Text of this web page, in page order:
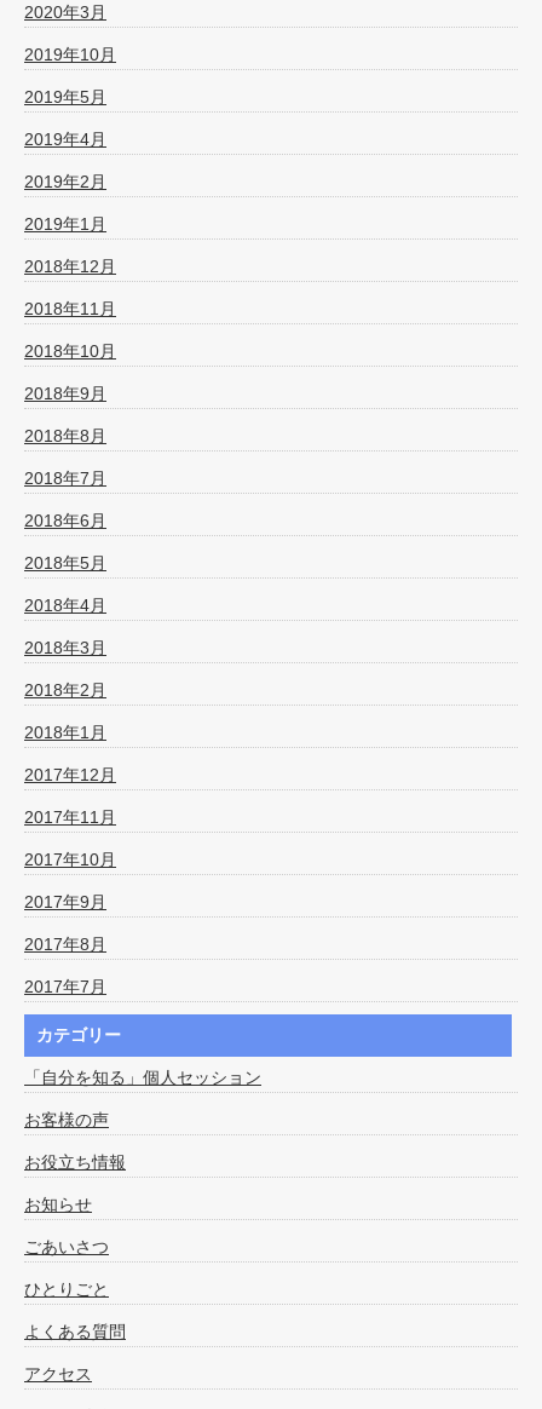
2020年3月
2019年10月
2019年5月
2019年4月
2019年2月
2019年1月
2018年12月
2018年11月
2018年10月
2018年9月
2018年8月
2018年7月
2018年6月
2018年5月
2018年4月
2018年3月
2018年2月
2018年1月
2017年12月
2017年11月
2017年10月
2017年9月
2017年8月
2017年7月
カテゴリー
「自分を知る」個人セッション
お客様の声
お役立ち情報
お知らせ
ごあいさつ
ひとりごと
よくある質問
アクセス